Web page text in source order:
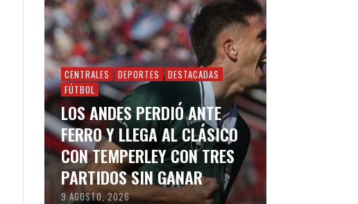
CENTRALES DEPORTES
DESTACADAS
FÚTBOL
LOS ANDES PERDIÓ ANTE
FERRO Y LLEGA AL CLÁSICO
CON TEMPERLEY CON TRES
PARTIDOS SIN GANAR
9 AGOSTO, 2026